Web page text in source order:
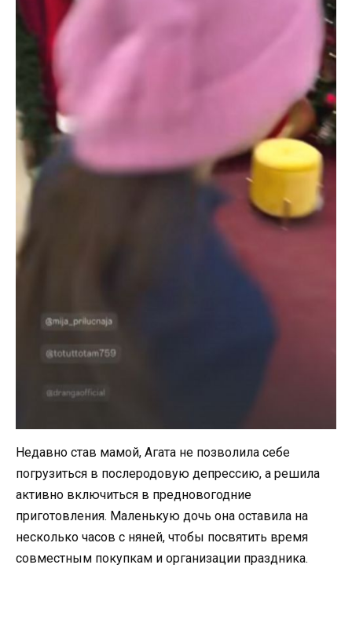
Недавно став мамой, Агата не позволила себе
погрузиться в послеродовую депрессию, а решила
активно включиться в предновогодние
приготовления. Маленькую дочь она оставила на
несколько часов с няней, чтобы посвятить время
совместным покупкам и организации праздника.